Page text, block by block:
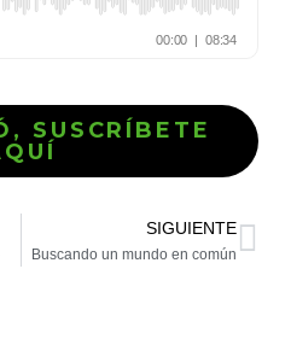
SUSCRÍBETE
SIGUIENTE
Buscando un mundo en común